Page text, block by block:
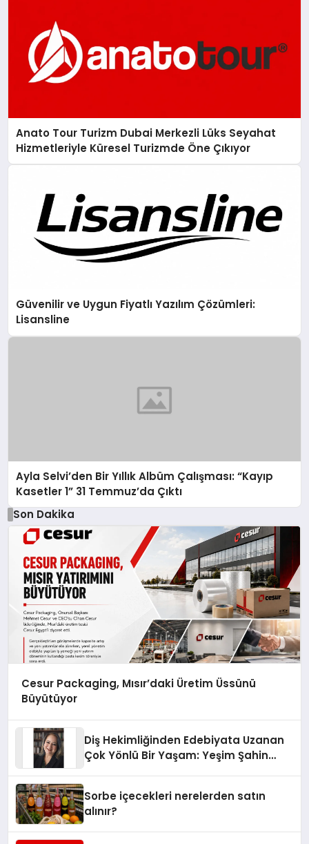
Anato Tour Turizm Dubai Merkezli Lüks Seyahat
Hizmetleriyle Küresel Turizmde Öne Çıkıyor
Güvenilir ve Uygun Fiyatlı Yazılım Çözümleri:
Lisansline
Ayla Selvi’den Bir Yıllık Albüm Çalışması: “Kayıp
Kasetler 1” 31 Temmuz’da Çıktı
Son Dakika
Cesur Packaging, Mısır’daki Üretim Üssünü
Büyütüyor
Diş Hekimliğinden Edebiyata Uzanan
Çok Yönlü Bir Yaşam: Yeşim Şahin
Sorbe içecekleri nerelerden satın
alınır?